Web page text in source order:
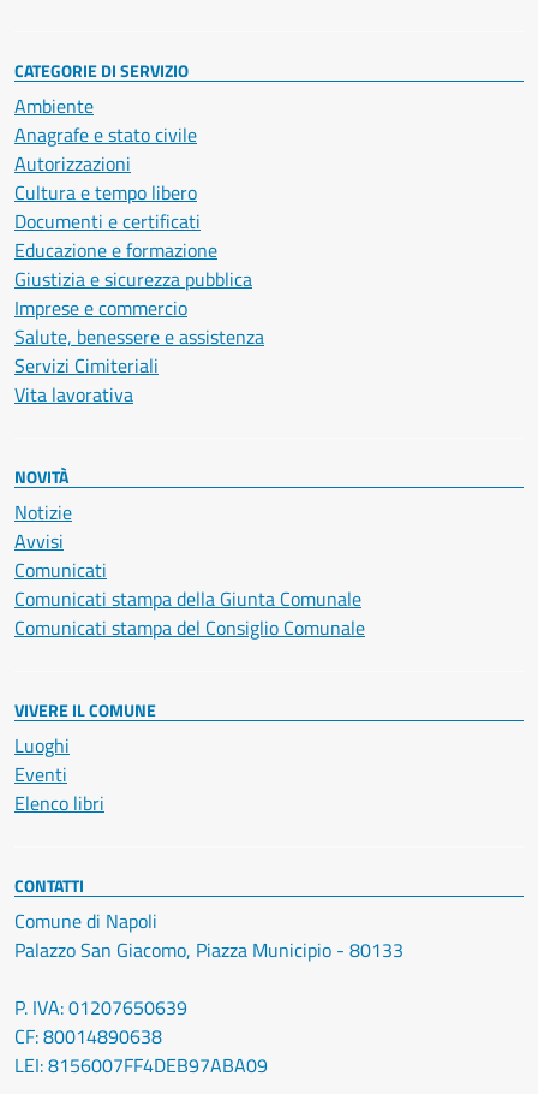
CATEGORIE DI SERVIZIO
Ambiente
Anagrafe e stato civile
Autorizzazioni
Cultura e tempo libero
Documenti e certificati
Educazione e formazione
Giustizia e sicurezza pubblica
Imprese e commercio
Salute, benessere e assistenza
Servizi Cimiteriali
Vita lavorativa
NOVITÀ
Notizie
Avvisi
Comunicati
Comunicati stampa della Giunta Comunale
Comunicati stampa del Consiglio Comunale
VIVERE IL COMUNE
Luoghi
Eventi
Elenco libri
CONTATTI
Comune di Napoli
Palazzo San Giacomo, Piazza Municipio - 80133
P. IVA: 01207650639
CF: 80014890638
LEI: 8156007FF4DEB97ABA09